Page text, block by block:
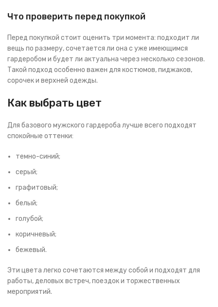
Что проверить перед покупкой
Перед покупкой стоит оценить три момента: подходит ли
вещь по размеру, сочетается ли она с уже имеющимся
гардеробом и будет ли актуальна через несколько сезонов.
Такой подход особенно важен для костюмов, пиджаков,
сорочек и верхней одежды.
Как выбрать цвет
Для базового мужского гардероба лучше всего подходят
спокойные оттенки:
темно-синий;
серый;
графитовый;
белый;
голубой;
коричневый;
бежевый.
Эти цвета легко сочетаются между собой и подходят для
работы, деловых встреч, поездок и торжественных
мероприятий.